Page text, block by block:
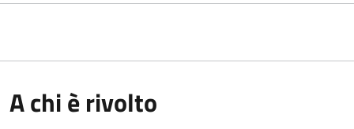
A chi è rivolto